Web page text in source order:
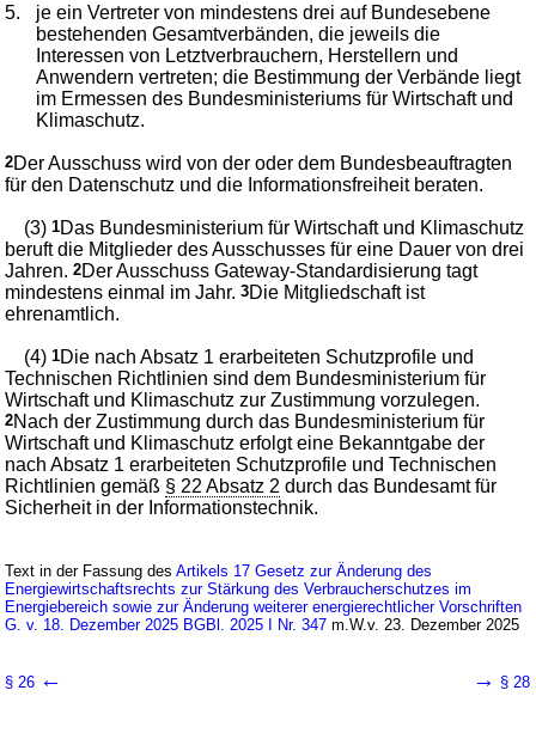
5.
je ein Vertreter von mindestens drei auf Bundesebene
bestehenden Gesamtverbänden, die jeweils die
Interessen von Letztverbrauchern, Herstellern und
Anwendern vertreten; die Bestimmung der Verbände liegt
im Ermessen des Bundesministeriums für Wirtschaft und
Klimaschutz.
2Der Ausschuss wird von der oder dem Bundesbeauftragten
für den Datenschutz und die Informationsfreiheit beraten.
(3)1Das Bundesministerium für Wirtschaft und Klimaschutz
beruft die Mitglieder des Ausschusses für eine Dauer von drei
Jahren.2Der Ausschuss Gateway-Standardisierung tagt
mindestens einmal im Jahr.3Die Mitgliedschaft ist
ehrenamtlich.
(4)1Die nach Absatz 1 erarbeiteten Schutzprofile und
Technischen Richtlinien sind dem Bundesministerium für
Wirtschaft und Klimaschutz zur Zustimmung vorzulegen.
2Nach der Zustimmung durch das Bundesministerium für
Wirtschaft und Klimaschutz erfolgt eine Bekanntgabe der
nach Absatz 1 erarbeiteten Schutzprofile und Technischen
Richtlinien gemäß § 22 Absatz 2 durch das Bundesamt für
Sicherheit in der Informationstechnik.
Text in der Fassung desArtikels 17 Gesetz zur Änderung des
Energiewirtschaftsrechts zur Stärkung des Verbraucherschutzes im
Energiebereich sowie zur Änderung weiterer energierechtlicher Vorschriften
G. v. 18. Dezember 2025 BGBl. 2025 I Nr. 347 m.W.v. 23. Dezember 2025
§ 26 ← → § 28